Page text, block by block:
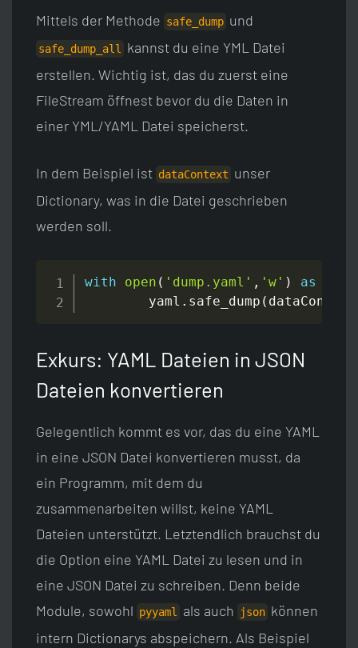
Mittels der Methode safe_dump und
safe_dump_all
kannst du eine YML Datei
erstellen. Wichtig ist, das du zuerst eine
FileStream öffnest bevor du die Daten in
einer YML/YAML Datei speicherst.
In dem Beispiel ist dataContext unser
Dictionary, was in die Datei geschrieben
werden soll.
with open ( 'dump.yaml' , 'w' ) as
        yaml
. safe_dump ( dataContext
Exkurs: YAML Dateien in JSON
Dateien konvertieren
Gelegentlich kommt es vor, das du eine YAML
in eine JSON Datei konvertieren musst, da
ein Programm, mit dem du
zusammenarbeiten willst, keine YAML
Dateien unterstützt. Letztendlich brauchst du
die Option eine YAML Datei zu lesen und in
eine JSON Datei zu schreiben. Denn beide
Module, sowohl pyyaml als auch json können
intern Dictionarys abspeichern. Als Beispiel